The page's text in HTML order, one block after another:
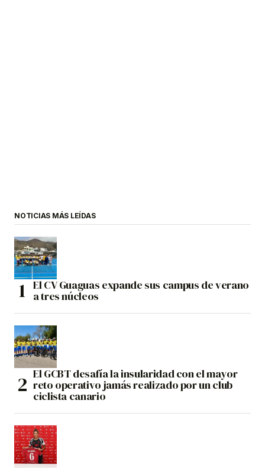
NOTICIAS MÁS LEÍDAS
El CV Guaguas expande sus campus de verano
a tres núcleos
El GCBT desafía la insularidad con el mayor
reto operativo jamás realizado por un club
ciclista canario